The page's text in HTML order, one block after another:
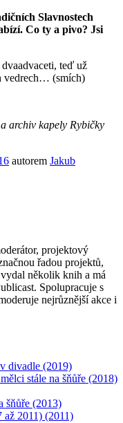
Slavnostech
Co ty a pivo? Jsi
teď už
vedrech… (smích)
archiv kapely Rybičky
autorem Jakub
projektový
řadou projektů,
několik knih a má
Spolupracuje s
nejrůznější akce i
divadle (2019)
stále na šňůře (2018)
šňůře (2013)
2011) (2011)